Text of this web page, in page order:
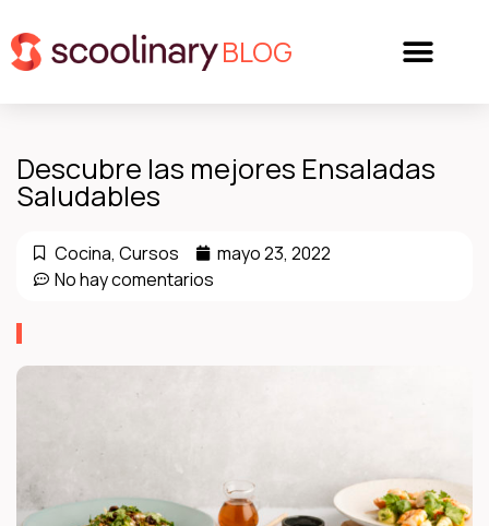
BLOG
Descubre las mejores Ensaladas
Saludables
Cocina, Cursos
mayo 23, 2022
No hay comentarios